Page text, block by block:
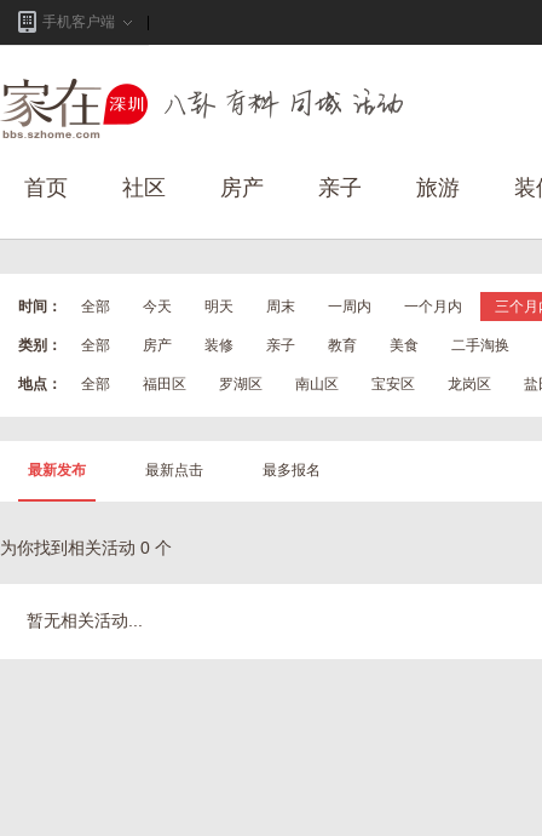
手机客户端
首页 社区 房产 亲子 旅游 装
时间： 全部 今天 明天 周末 一周内 一个月内 三个月
类别： 全部 房产 装修 亲子 教育 美食 二手淘换
地点： 全部 福田区 罗湖区 南山区 宝安区 龙岗区 盐
最新发布 最新点击 最多报名
为你找到相关活动 0 个
暂无相关活动...